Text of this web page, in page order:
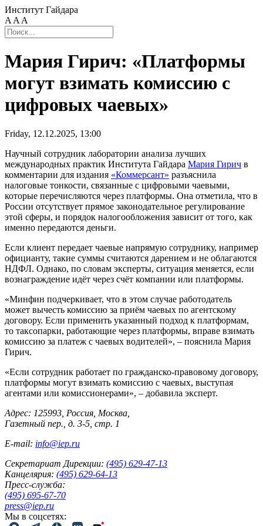
Институт Гайдара
A A A
Мария Гирич: «Платформы
могут взимать комиссию с
цифровых чаевых»
Friday, 12.12.2025, 13:00
Научный сотрудник лаборатории анализа лучших
международных практик Института Гайдара Мария Гирич в
комментарии для издания «Коммерсант» разъяснила
налоговые тонкости, связанные с цифровыми чаевыми,
которые перечисляются через платформы. Она отметила, что в
России отсутствует прямое законодательное регулирование
этой сферы, и порядок налогообложения зависит от того, как
именно передаются деньги.
Если клиент передает чаевые напрямую сотруднику, например
официанту, такие суммы считаются дарением и не облагаются
НДФЛ. Однако, по словам эксперты, ситуация меняется, если
вознаграждение идёт через счёт компании или платформы.
«Минфин подчеркивает, что в этом случае работодатель
может вычесть комиссию за приём чаевых по агентскому
договору. Если применить указанный подход к платформам,
то таксопарки, работающие через платформы, вправе взимать
комиссию за платеж с чаевых водителей», – пояснила Мария
Гирич.
«Если сотрудник работает по гражданско-правовому договору,
платформы могут взимать комиссию с чаевых, выступая
агентами или комиссионерами», – добавила эксперт.
Адрес: 125993, Россия, Москва,
Газетный пер., д. 3-5, стр. 1
E-mail: info@iep.ru
Секретариат Дирекции: (495) 629-47-13
Канцелярия: (495) 629-64-13
Пресс-служба:
(495) 695-67-70
press@iep.ru
Мы в соцсетях: